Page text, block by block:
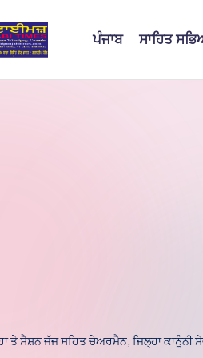
ਪੰਜਾਬ ਸਾਹਿਤ
ਤੇ ਸੈਸ਼ਨ ਜੱਜ ਸਹਿਤ ਚੇਅਰਮੈਨ, ਜਿਲ੍ਹਾ ਕਾਨੂੰਨੀ